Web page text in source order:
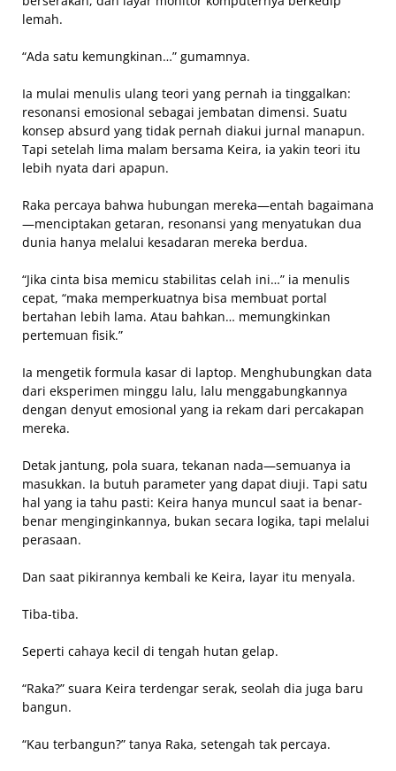
lemah.
“Ada satu kemungkinan…” gumamnya.
Ia mulai menulis ulang teori yang pernah ia tinggalkan:
resonansi emosional sebagai jembatan dimensi. Suatu
konsep absurd yang tidak pernah diakui jurnal manapun.
Tapi setelah lima malam bersama Keira, ia yakin teori itu
lebih nyata dari apapun.
Raka percaya bahwa hubungan mereka—entah bagaimana
—menciptakan getaran, resonansi yang menyatukan dua
dunia hanya melalui kesadaran mereka berdua.
“Jika cinta bisa memicu stabilitas celah ini…” ia menulis
cepat, “maka memperkuatnya bisa membuat portal
bertahan lebih lama. Atau bahkan… memungkinkan
pertemuan fisik.”
Ia mengetik formula kasar di laptop. Menghubungkan data
dari eksperimen minggu lalu, lalu menggabungkannya
dengan denyut emosional yang ia rekam dari percakapan
mereka.
Detak jantung, pola suara, tekanan nada—semuanya ia
masukkan. Ia butuh parameter yang dapat diuji. Tapi satu
hal yang ia tahu pasti: Keira hanya muncul saat ia benar-
benar menginginkannya, bukan secara logika, tapi melalui
perasaan.
Dan saat pikirannya kembali ke Keira, layar itu menyala.
Tiba-tiba.
Seperti cahaya kecil di tengah hutan gelap.
“Raka?” suara Keira terdengar serak, seolah dia juga baru
bangun.
“Kau terbangun?” tanya Raka, setengah tak percaya.